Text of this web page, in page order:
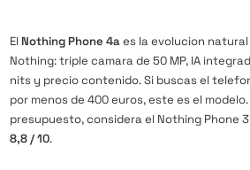
El Nothing Phone 4aes la evolucion natural
Nothing: triple camara de 50 MP, IA
nits y precio contenido. Si buscas el
por menos de 400 euros, este es el
presupuesto, considera el Nothing Phone 3
8,8 / 10.